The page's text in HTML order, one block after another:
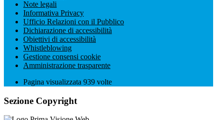
Note legali
Informativa Privacy
Ufficio Relazioni con il Pubblico
Dichiarazione di accessibilità
Obiettivi di accessibilità
Whistleblowing
Gestione consensi cookie
Amministrazione trasparente
Pagina visualizzata 939 volte
Sezione Copyright